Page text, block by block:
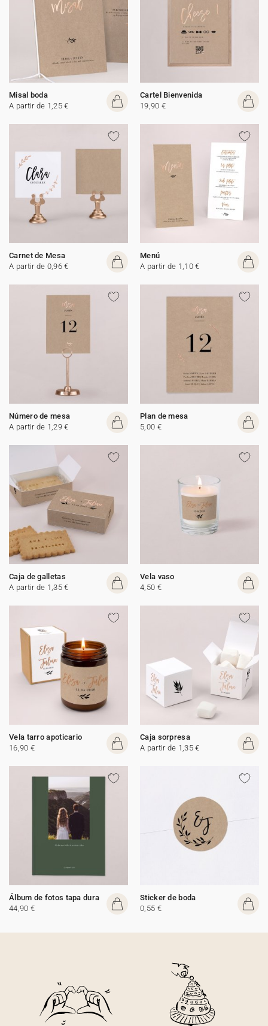
Misal boda
A partir de 1,25 €
Cartel Bienvenida
19,90 €
Carnet de Mesa
A partir de 0,96 €
Menú
A partir de 1,10 €
Número de mesa
A partir de 1,29 €
Plan de mesa
5,00 €
Caja de galletas
A partir de 1,35 €
Vela vaso
4,50 €
Vela tarro apoticario
16,90 €
Caja sorpresa
A partir de 1,35 €
Álbum de fotos tapa dura
44,90 €
Sticker de boda
0,55 €